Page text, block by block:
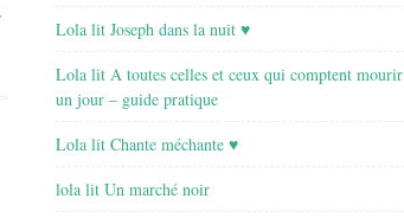
Lola lit Joseph dans la nuit ♥
Lola lit A toutes celles et ceux qui comptent mourir
un jour – guide pratique
Lola lit Chante méchante ♥
lola lit Un marché noir